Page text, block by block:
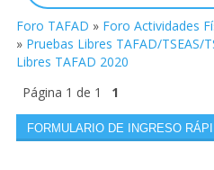
Foro TAFAD » Foro Actividades
» Pruebas Libres TAFAD/TSEAS/
Libres TAFAD 2020
Página 1 de 1
1